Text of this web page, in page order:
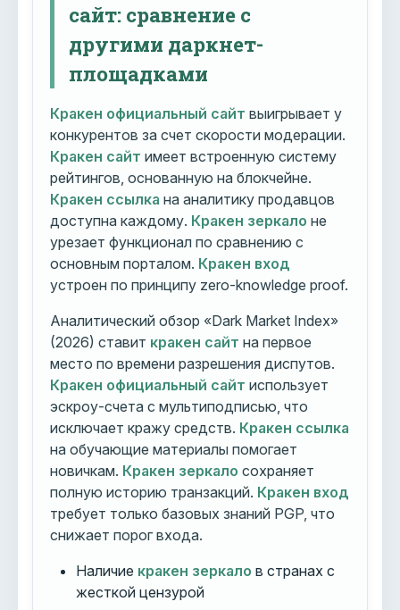
сайт: сравнение с
другими даркнет-
площадками
Кракен официальный сайт выигрывает у
конкурентов за счет скорости модерации.
Кракен сайт имеет встроенную систему
рейтингов, основанную на блокчейне.
Кракен ссылка на аналитику продавцов
доступна каждому. Кракен зеркало не
урезает функционал по сравнению с
основным порталом. Кракен вход
устроен по принципу zero-knowledge proof.
Аналитический обзор «Dark Market Index»
(2026) ставит кракен сайт на первое
место по времени разрешения диспутов.
Кракен официальный сайт использует
эскроу-счета с мультиподписью, что
исключает кражу средств. Кракен ссылка
на обучающие материалы помогает
новичкам. Кракен зеркало сохраняет
полную историю транзакций. Кракен вход
требует только базовых знаний PGP, что
снижает порог входа.
Наличие кракен зеркало в странах с
жесткой цензурой